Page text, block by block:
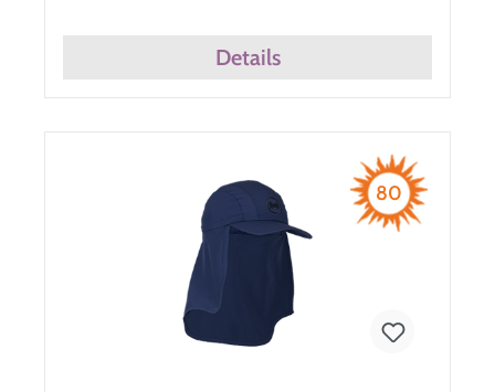
Details
80